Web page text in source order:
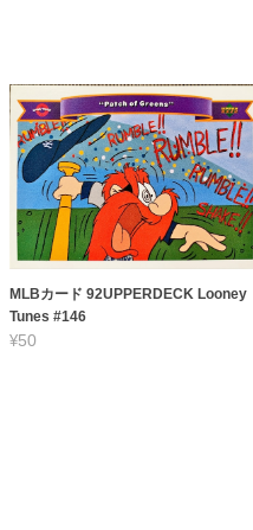
MLBカード 92UPPERDECK Looney
Tunes #146
¥50